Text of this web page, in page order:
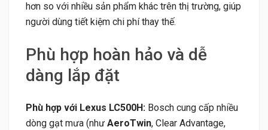
hơn so với nhiều sản phẩm khác trên thị trường, giúp
người dùng tiết kiệm chi phí thay thế.
Phù hợp hoàn hảo và dễ
dàng lắp đặt
Phù hợp với Lexus LC500H: Bosch cung cấp nhiều
dòng gạt mưa (như AeroTwin, Clear Advantage,